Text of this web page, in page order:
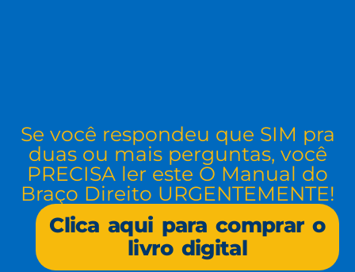
Se você respondeu que SIM pra
duas ou mais perguntas, você
PRECISA ler este O Manual do
Braço Direito URGENTEMENTE!
Clica aqui para comprar o
livro digital